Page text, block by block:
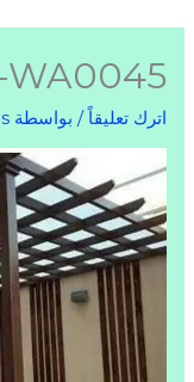
WA0045
اترك تعليقاً / بواسطة